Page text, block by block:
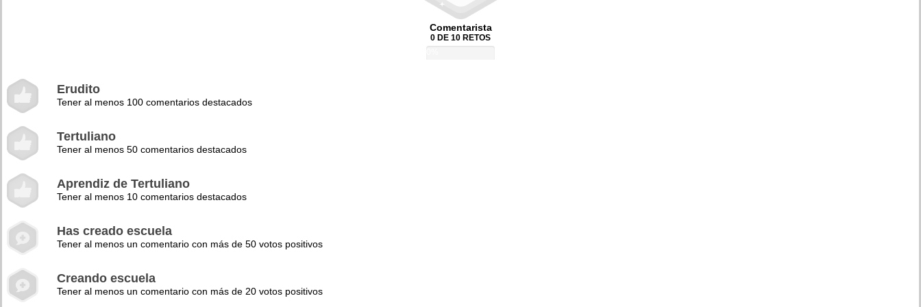
Comentarista
0 DE 10 RETOS
Erudito
Tener al menos 100 comentarios destacados
Tertuliano
Tener al menos 50 comentarios destacados
Aprendiz de Tertuliano
Tener al menos 10 comentarios destacados
Has creado escuela
Tener al menos un comentario con más de 50 votos positivos
Creando escuela
Tener al menos un comentario con más de 20 votos positivos